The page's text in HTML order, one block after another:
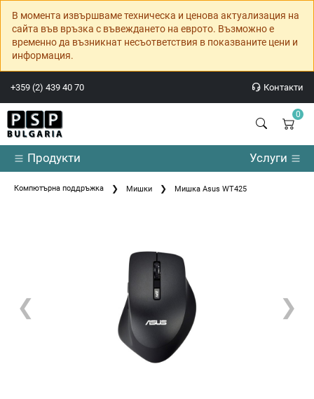
В момента извършваме техническа и ценова актуализация на
сайта във връзка с въвеждането на еврото. Възможно е
временно да възникнат несъответствия в показваните цени и
информация.
+359 (2) 439 40 70 Контакти
0
Продукти Услуги
Компютърна поддръжка Мишки Мишка Asus WT425
❮ ❯